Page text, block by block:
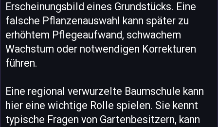
Erscheinungsbild eines Grundstücks. Eine
falsche Pflanzenauswahl kann später zu
erhöhtem Pflegeaufwand, schwachem
Wachstum oder notwendigen Korrekturen
führen.
Eine regional verwurzelte Baumschule kann
hier eine wichtige Rolle spielen. Sie kennt
typische Fragen von Gartenbesitzern, kann